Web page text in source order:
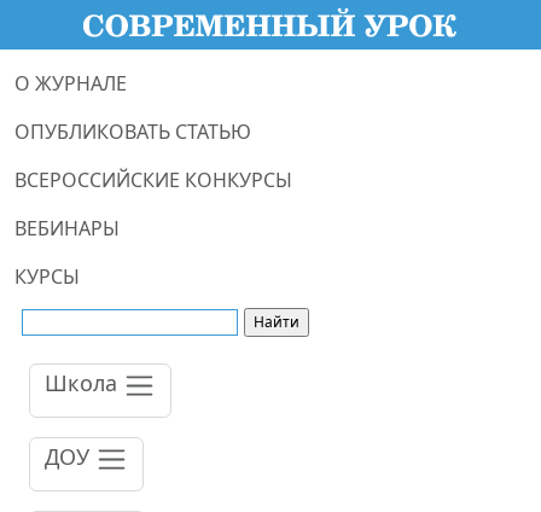
О ЖУРНАЛЕ
ОПУБЛИКОВАТЬ СТАТЬЮ
ВСЕРОССИЙСКИЕ КОНКУРСЫ
ВЕБИНАРЫ
КУРСЫ
Школа
ДОУ